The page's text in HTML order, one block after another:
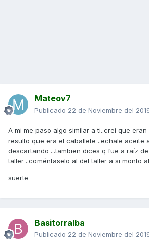
Mateov7
Publicado 22 de Noviembre del
A mi me paso algo similar a ti..crei que
resulto que era el caballete ..echale aceite
descartando ...tambien dices q fue a raíz
taller ..coméntaselo al del taller a si monto
suerte
Basitorralba
Publicado 22 de Noviembre del